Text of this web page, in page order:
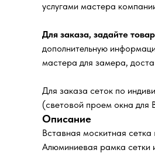
услугами мастера
Для заказа, задайте
дополнительную
мастера для замера,
Для заказа сеток по
(световой проем окна для
Описание
Вставная москитная
Алюминиевая рамка сетки